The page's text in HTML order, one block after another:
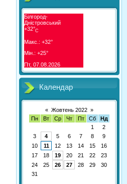
Білгород-
Дністровський
+32°C
Макс.: +32°
Мін.: +25°
Пт, 07.08.2026
Календар
« Жовтень 2022 »
Пн
Вт Ср Чт Пт Сб
Нд
1
2
3
4 5 6 7 8
9
10
11 12 13 14 15
16
17
18 19 20 21 22
23
24
25 26 27 28 29
30
31